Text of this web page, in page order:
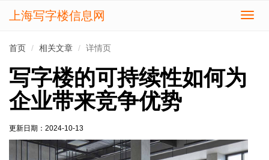
切
上海写字楼信息网
首页 相关文章 详情页
写字楼的可持续性如何为
企业带来竞争优势
更新日期： 2024-10-13